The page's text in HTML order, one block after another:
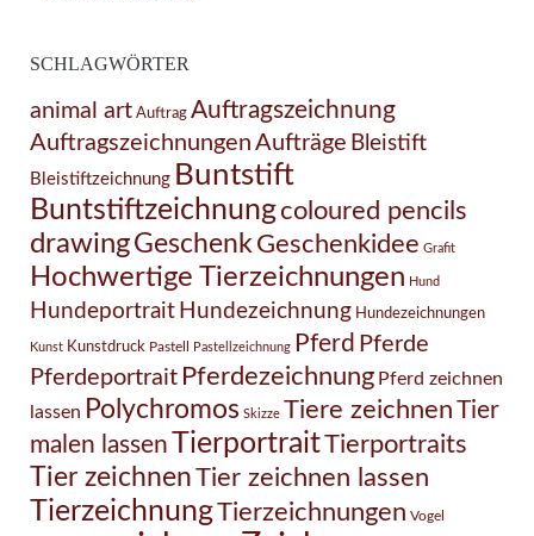
SCHLAGWÖRTER
animal art Auftrag Auftragszeichnung
Auftragszeichnungen Aufträge Bleistift
Bleistiftzeichnung Buntstift
Buntstiftzeichnungcoloured pencils
drawingGeschenkGeschenkidee Grafit
Hochwertige Tierzeichnungen Hund
Hundeportrait Hundezeichnung Hundezeichnungen
Kunst Kunstdruck Pastell Pastellzeichnung Pferd Pferde
Pferdeportrait Pferdezeichnung Pferd zeichnen
lassen Polychromos Skizze Tiere zeichnenTier
malen lassen
TierportraitTierportraits
Tier zeichnenTier zeichnen lassen
TierzeichnungTierzeichnungen Vogel